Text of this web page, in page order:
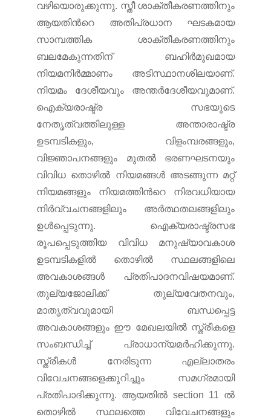
വഴിയൊരുക്കുന്നു. സ്തീ ശാക്തീകരണത്തിനും
ആയതിന്‍റെ അതിപ്രധാന ഘടകമായ
സാമ്പത്തിക ശാക്തീകരണത്തിനും
ബലമേകുന്നതിന് ബഹിര്‍മുഖമായ
നിയമനിര്‍മ്മാണം അടിസ്ഥാനശിലയാണ്.
നിയമം ദേശീയവും അന്തര്‍ദേശീയവുമാണ്.
ഐക്യരാഷ്ട്ര സഭയുടെ
നേതൃത്വത്തിലുള്ള അന്താരാഷ്ട്ര
ഉടമ്പടികളും, വിളംമ്പരങ്ങളും,
വിജ്ഞാപനങ്ങളും മുതല്‍ ഭരണഘടനയും
വിവിധ തൊഴില്‍ നിയമങ്ങള്‍ അടങ്ങുന്ന മറ്റ്
നിയമങ്ങളും നിയമത്തിന്‍റെ നിരവധിയായ
നിര്‍വ്വചനങ്ങളിലും അര്‍ത്ഥതലങ്ങളിലും
ഉള്‍പ്പെടുന്നു. ഐക്യരാഷ്ട്രസഭ
രൂപപ്പെടുത്തിയ വിവിധ മനുഷ്യാവകാശ
ഉടമ്പടികളില്‍ തൊഴില്‍ സ്ഥലങ്ങളിലെ
അവകാശങ്ങള്‍ പ്രതിപാദനവിഷയമാണ്.
തുല്യജോലിക്ക് തുല്യവേതനവും,
മാതൃത്വവുമായി ബന്ധപ്പെട്ട
അവകാശങ്ങളും ഈ മേഖലയില്‍ സ്ത്രീകളെ
സംബന്ധിച്ച് പ്രാധാന്യമര്‍ഹിക്കുന്നു.
സ്ത്രീകള്‍ നേരിടുന്ന എല്ലാതരം
വിവേചനങ്ങളെക്കുറിച്ചും സമഗ്രമായി
പ്രതിപാദിക്കുന്നു. ആയതില്‍ section 11 ല്‍
തൊഴില്‍ സ്ഥലത്തെ വിവേചനങ്ങളും